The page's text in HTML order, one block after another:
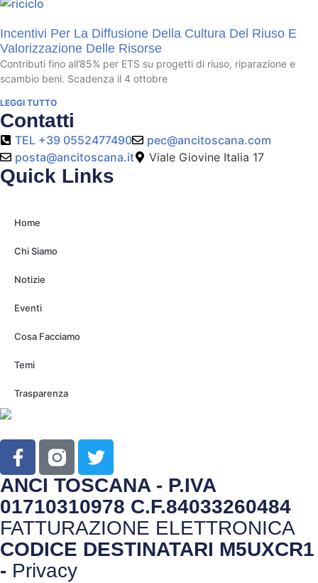
Incentivi Per La Diffusione Della Cultura Del Riuso E
Valorizzazione Delle Risorse
Contributi fino all’85% per ETS su progetti di riuso, riparazione e
scambio beni. Scadenza il 4 ottobre
LEGGI TUTTO
Quick Links
Home
Chi Siamo
Notizie
Eventi
Cosa Facciamo
Temi
Trasparenza
Contatti
TEL +39 0552477490
pec@ancitoscana.com
posta@ancitoscana.it
Viale Giovine Italia 17
ANCI TOSCANA - P.IVA
01710310978 C.F.84033260484
FATTURAZIONE ELETTRONICA
CODICE DESTINATARI M5UXCR1
- Privacy